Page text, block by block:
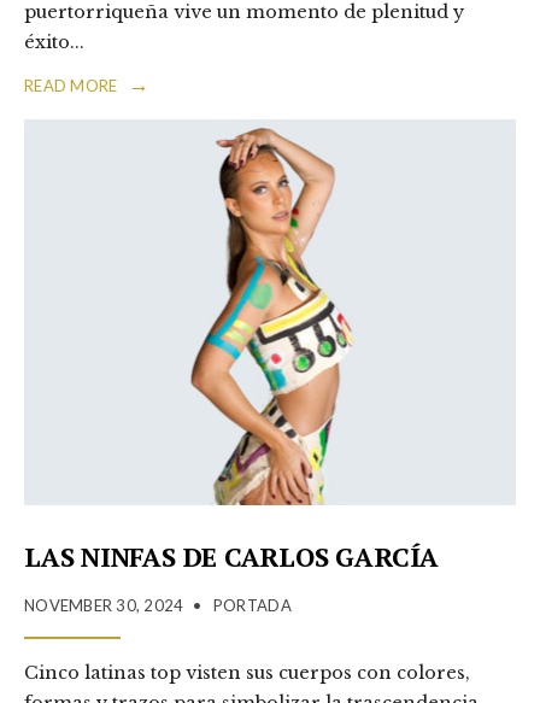
puertorriqueña vive un momento de plenitud y
éxito...
READ MORE →
LAS NINFAS DE CARLOS GARCÍA
NOVEMBER 30, 2024 • PORTADA
Cinco latinas top visten sus cuerpos con colores,